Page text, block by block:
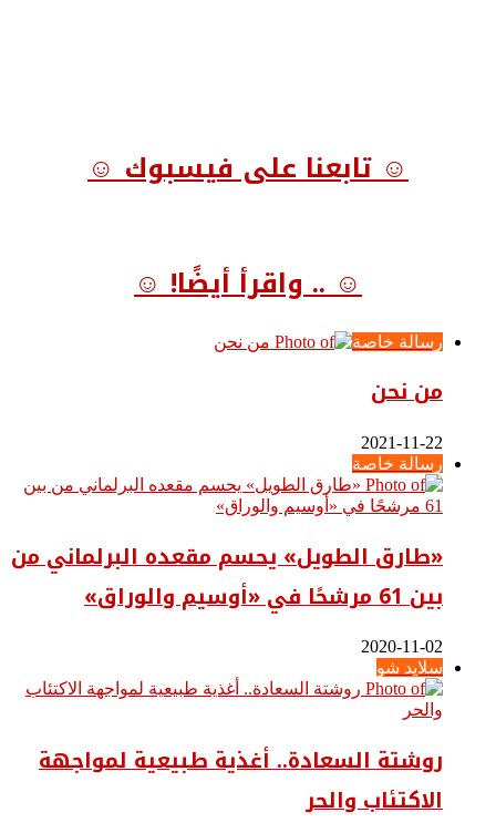
☺ تابعنا على فيسبوك ☺
☺ .. واقرأ أيضًا! ☺
رسالة خاصة
من نحن
2021-11-22
رسالة خاصة
«طارق الطويل» يحسم مقعده البرلماني من
بين 61 مرشحًا في «أوسيم والوراق»
2020-11-02
سلايد شو
روشتة السعادة.. أغذية طبيعية لمواجهة
الاكتئاب والحر